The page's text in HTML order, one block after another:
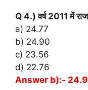
Q 4.) वर्ष 2011 में
a) 24.77
b) 24.90
c) 23.56
d) 22.76
Answer b):-